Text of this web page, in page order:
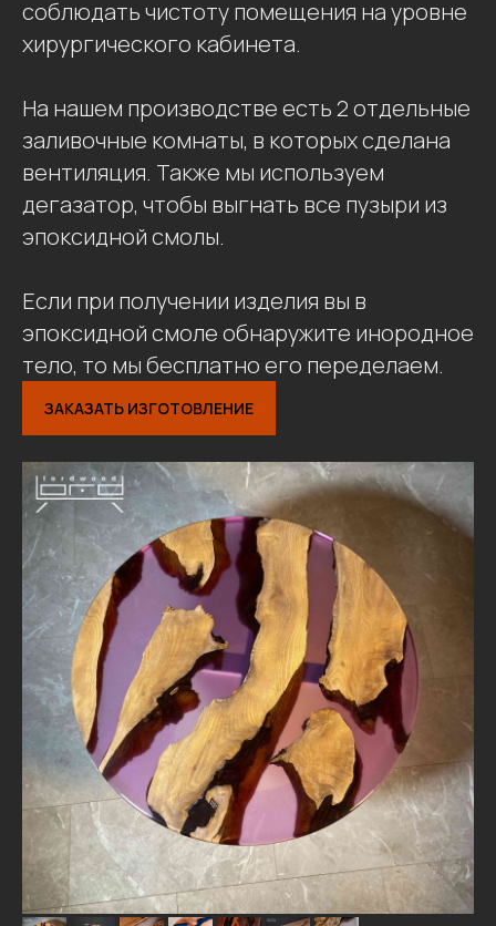
соблюдать чистоту помещения на уровне
хирургического кабинета.
На нашем производстве есть 2 отдельные
заливочные комнаты, в которых сделана
вентиляция. Также мы используем
дегазатор, чтобы выгнать все пузыри из
эпоксидной смолы.
Если при получении изделия вы в
эпоксидной смоле обнаружите инородное
тело, то мы бесплатно его переделаем.
ЗАКАЗАТЬ ИЗГОТОВЛЕНИЕ